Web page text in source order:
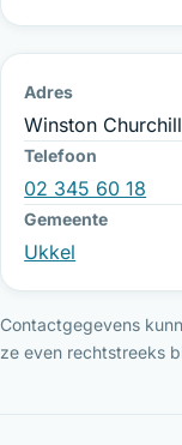
Adres
Winston
Telefoon
02 345 60 18
Gemeente
Ukkel
Contactgegevens
ze even rechtstreeks